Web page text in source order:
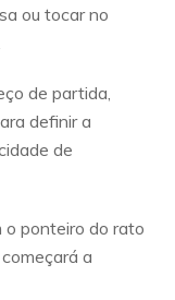
ou tocar no
de partida,
definir a
de
ponteiro do rato
a